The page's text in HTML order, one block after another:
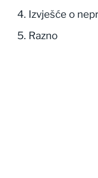
Izvješće o
Razno